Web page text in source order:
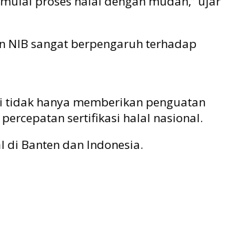
NIB sangat berpengaruh terhadap
hanya memberikan penguatan
sertifikasi halal nasional.
di Banten dan Indonesia.